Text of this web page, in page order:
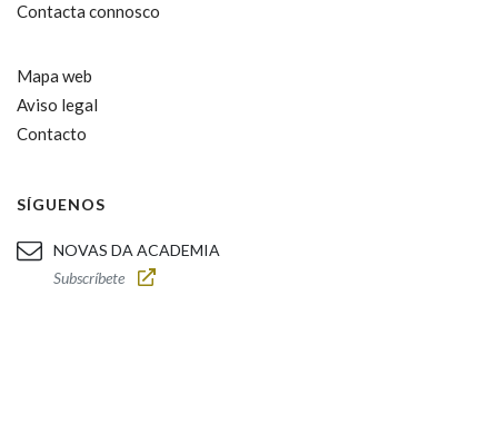
Contacta connosco
Mapa web
Aviso legal
Contacto
SÍGUENOS
NOVAS DA ACADEMIA
Subscríbete